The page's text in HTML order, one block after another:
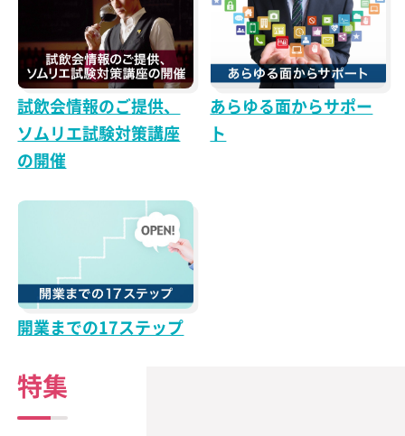
試飲会情報のご提供、
ソムリエ試験対策講座
の開催
あらゆる面からサポー
ト
開業までの17ステップ
特集